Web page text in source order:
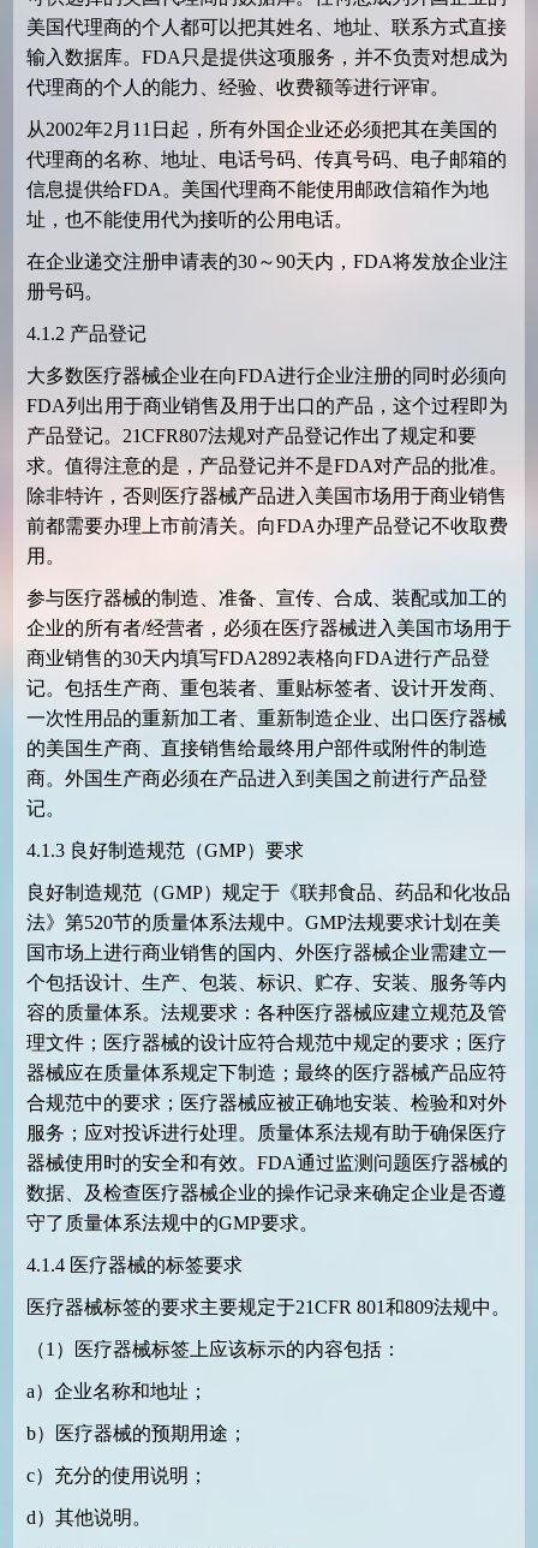
美国代理商的个人都可以把其姓名、地址、联系方式直接
输入数据库。 FDA 只是提供这项服务，并不负责对想成为
代理商的个人的能力、经验、收费额等进行评审。
从2002年2 月 11 日起，所有外国企业还必须把其在美国的
代理商的名称、地址、电话号码、传真号码、电子邮箱的
信息提供给FDA 。美国代理商不能使用邮政信箱作为地
址，也不能使用代为接听的公用电话。
在企业递交注册申请表的30～90天内， FDA将发放企业注
册号码。
4.1.2 产品登记
大多数医疗器械企业在向FDA进行企业注册的同时必须向
FDA列出用于商业销售及用于出口的产品，这个过程即为
产品登记。 21CFR807法规对产品登记作出了规定和要
求。值得注意的是，产品登记并不是FDA对产品的批准。
除非特许，否则医疗器械产品进入美国市场用于商业销售
前都需要办理上市前清关。向FDA办理产品登记不收取费
用。
参与医疗器械的制造、准备、宣传、合成、装配或加工的
企业的所有者/经营者，必须在医疗器械进入美国市场用于
商业销售的30天内填写FDA2892表格向FDA进行产品登
记。包括生产商、重包装者、重贴标签者、设计开发商、
一次性用品的重新加工者、重新制造企业、出口医疗器械
的美国生产商、直接销售给最终用户部件或附件的制造
商。外国生产商必须在产品进入到美国之前进行产品登
记。
4.1.3 良好制造规范（GMP）要求
良好制造规范（GMP）规定于《联邦食品、药品和化妆品
法》第520节的质量体系法规中。 GMP法规要求计划在美
国市场上进行商业销售的国内、外医疗器械企业需建立一
个包括设计、生产、包装、标识、贮存、安装、服务等内
容的质量体系。法规要求：各种医疗器械应建立规范及管
理文件；医疗器械的设计应符合规范中规定的要求；医疗
器械应在质量体系规定下制造；最终的医疗器械产品应符
合规范中的要求；医疗器械应被正确地安装、检验和对外
服务；应对投诉进行处理。质量体系法规有助于确保医疗
器械使用时的安全和有效。 FDA通过监测问题医疗器械的
数据、及检查医疗器械企业的操作记录来确定企业是否遵
守了质量体系法规中的GMP要求。
4.1.4 医疗器械的标签要求
医疗器械标签的要求主要规定于21CFR 801和809法规中。
（1 ）医疗器械标签上应该标示的内容包括：
a）企业名称和地址；
b）医疗器械的预期用途；
c）充分的使用说明；
d）其他说明。